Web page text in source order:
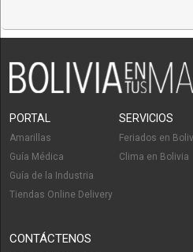
PORTAL
Amarillas
Guía Médica
Guía de la Industria
Tiendas Online Delivery
SERVICIOS
Feriados en
Clima en Bolivia
CONTÁCTENOS